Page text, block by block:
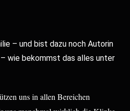
– und bist dazu noch Autorin
wie bekommst das alles unter
uns in allen Bereichen